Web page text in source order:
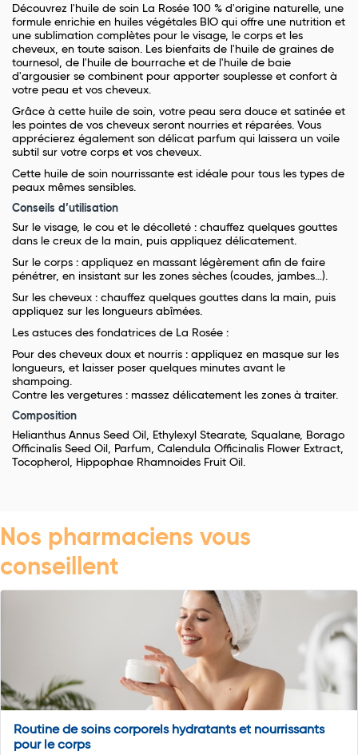
Découvrez l'huile de soin La Rosée 100 % d'origine naturelle, une
formule enrichie en huiles végétales BIO qui offre une nutrition et
une sublimation complètes pour le visage, le corps et les
cheveux, en toute saison. Les bienfaits de l'huile de graines de
tournesol, de l'huile de bourrache et de l'huile de baie
d'argousier se combinent pour apporter souplesse et confort à
votre peau et vos cheveux.
Grâce à cette huile de soin, votre peau sera douce et satinée et
les pointes de vos cheveux seront nourries et réparées. Vous
apprécierez également son délicat parfum qui laissera un voile
subtil sur votre corps et vos cheveux.
Cette huile de soin nourrissante est idéale pour tous les types de
peaux mêmes sensibles.
Conseils d’utilisation
Sur le visage, le cou et le décolleté : chauffez quelques gouttes
dans le creux de la main, puis appliquez délicatement.
Sur le corps : appliquez en massant légèrement afin de faire
pénétrer, en insistant sur les zones sèches (coudes, jambes…).
Sur les cheveux : chauffez quelques gouttes dans la main, puis
appliquez sur les longueurs abîmées.
Les astuces des fondatrices de La Rosée :
Pour des cheveux doux et nourris : appliquez en masque sur les
longueurs, et laisser poser quelques minutes avant le
shampoing.
Contre les vergetures : massez délicatement les zones à traiter.
Composition
Helianthus Annus Seed Oil, Ethylexyl Stearate, Squalane, Borago
Officinalis Seed Oil, Parfum, Calendula Officinalis Flower Extract,
Tocopherol, Hippophae Rhamnoides Fruit Oil.
Nos pharmaciens vous
conseillent
Routine de soins corporels hydratants et nourrissants
pour le corps